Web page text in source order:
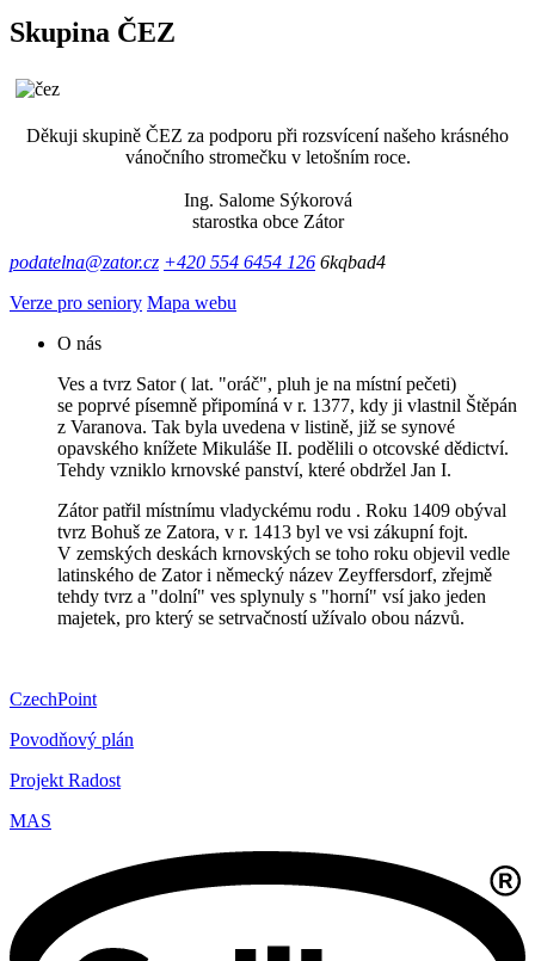
Skupina ČEZ
Děkuji skupině ČEZ za podporu při rozsvícení našeho krásného
vánočního stromečku v letošním roce.
Ing. Salome Sýkorová
starostka obce Zátor
podatelna@zator.cz +420 554 6454 126 6kqbad4
Verze pro seniory Mapa webu
O nás
Ves a tvrz Sator ( lat. "oráč", pluh je na místní pečeti)
se poprvé písemně připomíná v r. 1377, kdy ji vlastnil Štěpán
z Varanova. Tak byla uvedena v listině, již se synové
opavského knížete Mikuláše II. podělili o otcovské dědictví.
Tehdy vzniklo krnovské panství, které obdržel Jan I.
Zátor patřil místnímu vladyckému rodu . Roku 1409 obýval
tvrz Bohuš ze Zatora, v r. 1413 byl ve vsi zákupní fojt.
V zemských deskách krnovských se toho roku objevil vedle
latinského de Zator i německý název Zeyffersdorf, zřejmě
tehdy tvrz a "dolní" ves splynuly s "horní" vsí jako jeden
majetek, pro který se setrvačností užívalo obou názvů.
CzechPoint
Povodňový plán
Projekt Radost
MAS